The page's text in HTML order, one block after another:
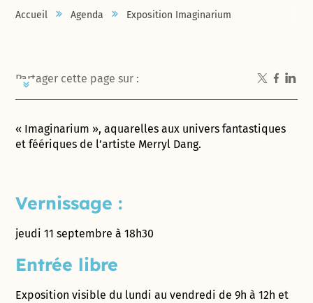
Accueil Agenda Exposition Imaginarium
Partager cette page sur :
« Imaginarium », aquarelles aux univers fantastiques
et féériques de l’artiste Merryl Dang.
Vernissage :
jeudi 11 septembre à 18h30
Entrée libre
Exposition visible du lundi au vendredi de 9h à 12h et